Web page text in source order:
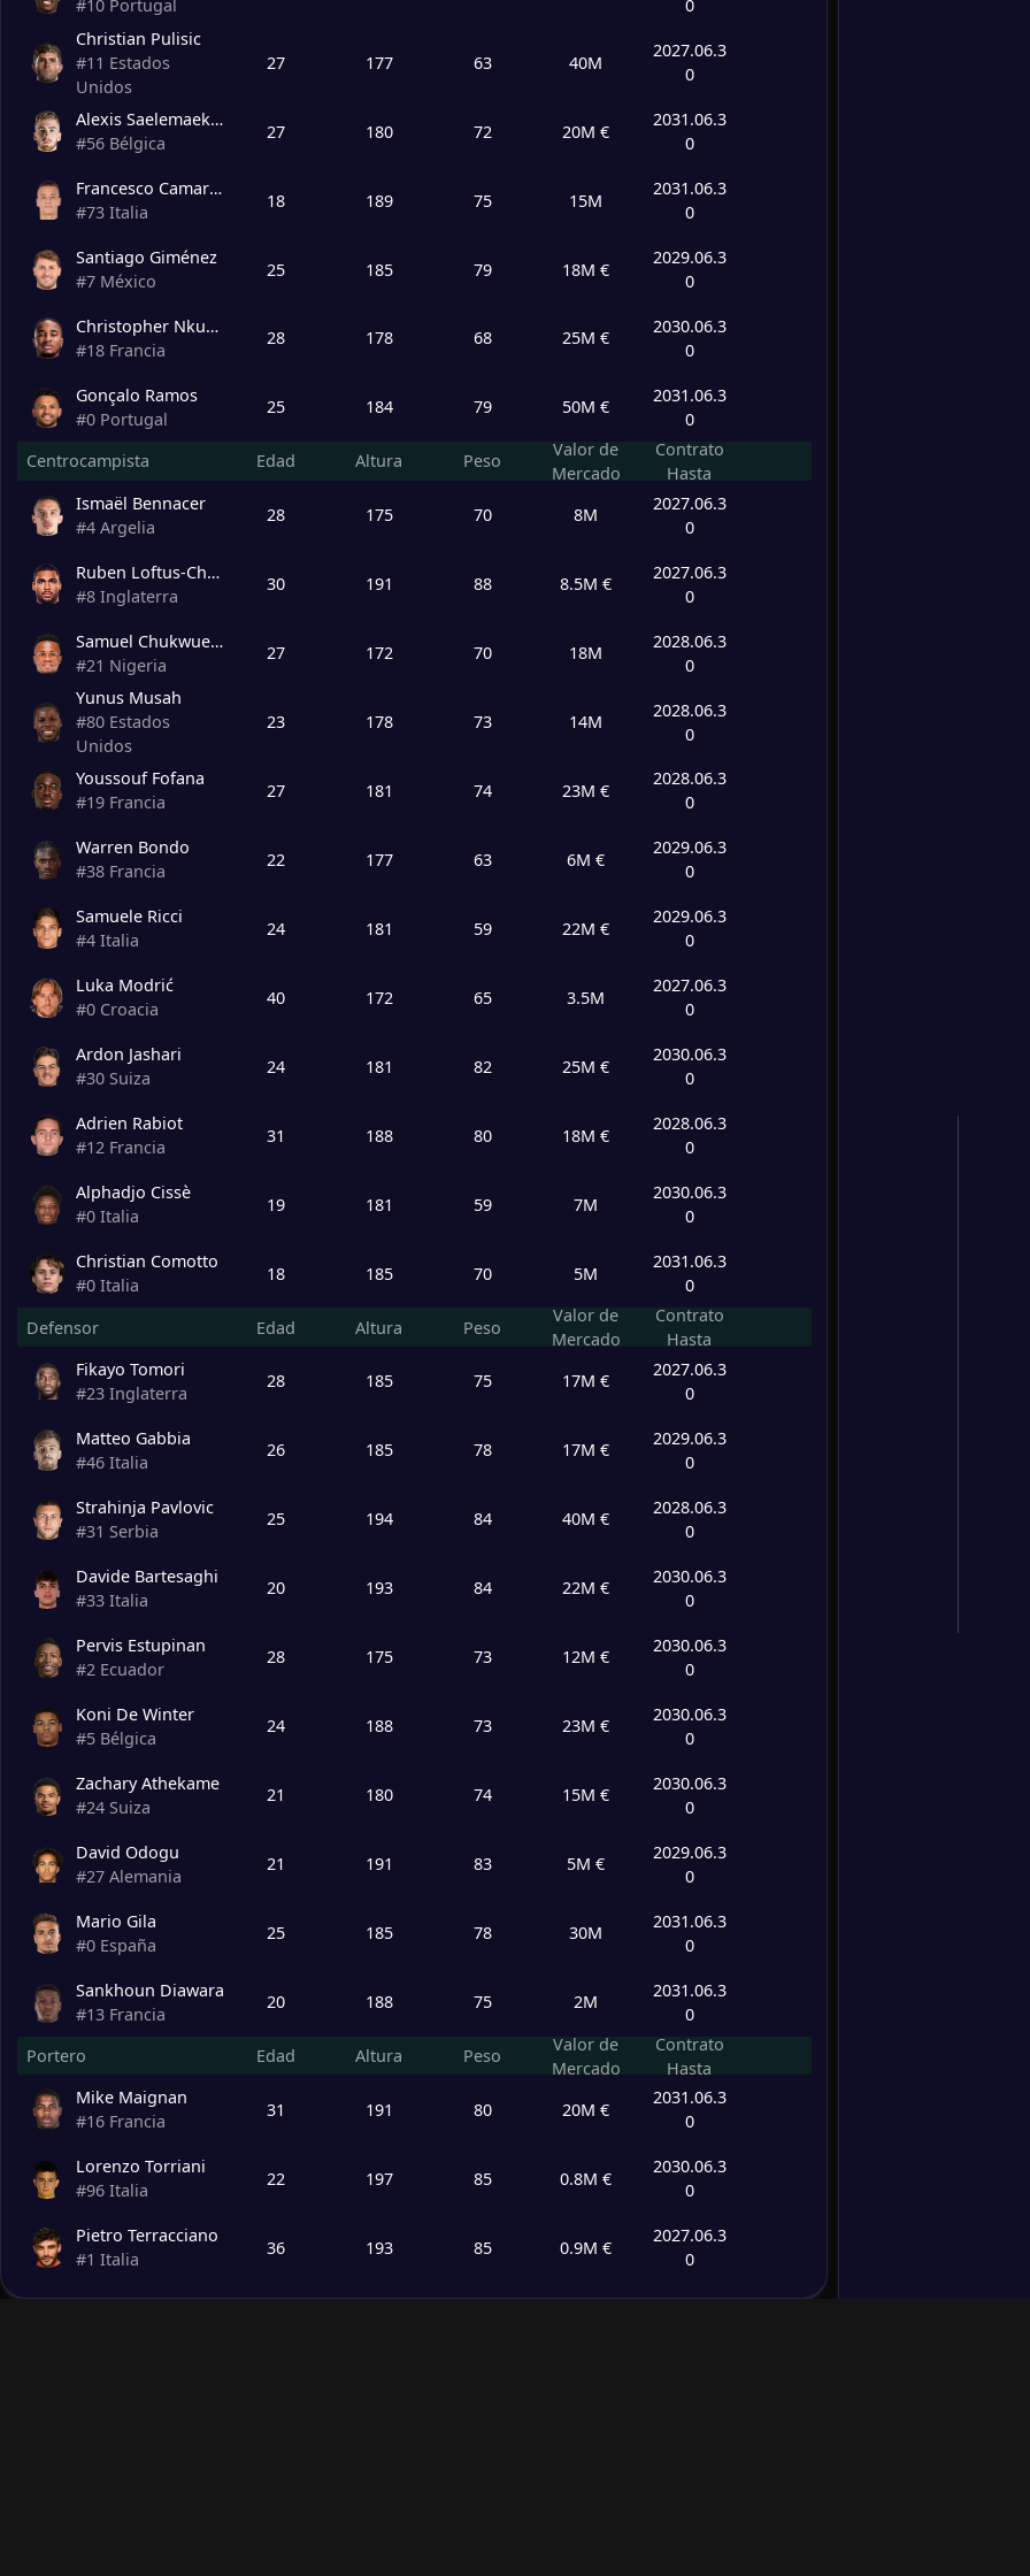
18
Venezia /0
19 Frosinone /0
20 Monza /0
#10 Portugal
0
Christian Pulisic
#11 Estados
Unidos
27 177 63 40M
2027.06.3
0
Alexis Saelemaekers
#56 Bélgica
27 180 72 20M €
2031.06.3
0
Francesco Camarda
#73 Italia
18 189 75 15M
2031.06.3
0
Santiago Giménez
#7 México
25 185 79 18M €
2029.06.3
0
Christopher Nkunku
#18 Francia
28 178 68 25M €
2030.06.3
0
Gonçalo Ramos
#0 Portugal
25 184 79 50M €
2031.06.3
0
Centrocampista
Edad Altura Peso
Valor de
Mercado
Contrato
Hasta
Ismaël Bennacer
#4 Argelia
28 175 70 8M
2027.06.3
0
Ruben Loftus-Cheek
#8 Inglaterra
30 191 88 8.5M €
2027.06.3
0
Samuel Chukwueze
#21 Nigeria
27 172 70 18M
2028.06.3
0
Yunus Musah
#80 Estados
Unidos
23 178 73 14M
2028.06.3
0
Youssouf Fofana
#19 Francia
27 181 74 23M €
2028.06.3
0
Warren Bondo
#38 Francia
22 177 63 6M €
2029.06.3
0
Samuele Ricci
#4 Italia
24 181 59 22M €
2029.06.3
0
Luka Modrić
#0 Croacia
40 172 65 3.5M
2027.06.3
0
Ardon Jashari
#30 Suiza
24 181 82 25M €
2030.06.3
0
Adrien Rabiot
#12 Francia
31 188 80 18M €
2028.06.3
0
Alphadjo Cissè
#0 Italia
19 181 59 7M
2030.06.3
0
Christian Comotto
#0 Italia
18 185 70 5M
2031.06.3
0
Defensor
Edad Altura Peso
Valor de
Mercado
Contrato
Hasta
Fikayo Tomori
#23 Inglaterra
28 185 75 17M €
2027.06.3
0
Matteo Gabbia
#46 Italia
26 185 78 17M €
2029.06.3
0
Strahinja Pavlovic
#31 Serbia
25 194 84 40M €
2028.06.3
0
Davide Bartesaghi
#33 Italia
20 193 84 22M €
2030.06.3
0
Pervis Estupinan
#2 Ecuador
28 175 73 12M €
2030.06.3
0
Koni De Winter
#5 Bélgica
24 188 73 23M €
2030.06.3
0
Zachary Athekame
#24 Suiza
21 180 74 15M €
2030.06.3
0
David Odogu
#27 Alemania
21 191 83 5M €
2029.06.3
0
Mario Gila
#0 España
25 185 78 30M
2031.06.3
0
Sankhoun Diawara
#13 Francia
20 188 75 2M
2031.06.3
0
Portero
Edad Altura Peso
Valor de
Mercado
Contrato
Hasta
Mike Maignan
#16 Francia
31 191 80 20M €
2031.06.3
0
Lorenzo Torriani
#96 Italia
22 197 85 0.8M €
2030.06.3
0
Pietro Terracciano
#1 Italia
36 193 85 0.9M €
2027.06.3
0